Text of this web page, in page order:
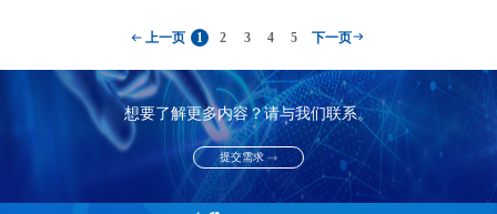
上一页 1 2 3 4 5 下一页
想要了解更多内容？请与我们联系。
提交需求